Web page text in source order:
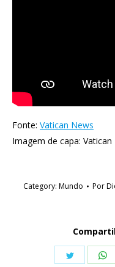
Fonte: Vatican News
Imagem de capa: Vatican
Category: Mundo Por
Share